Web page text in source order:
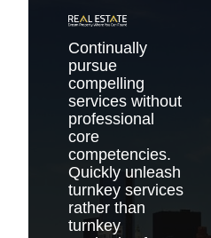
Continually
pursue
compelling
services without
professional
core
competencies.
Quickly unleash
turnkey services
rather than
turnkey